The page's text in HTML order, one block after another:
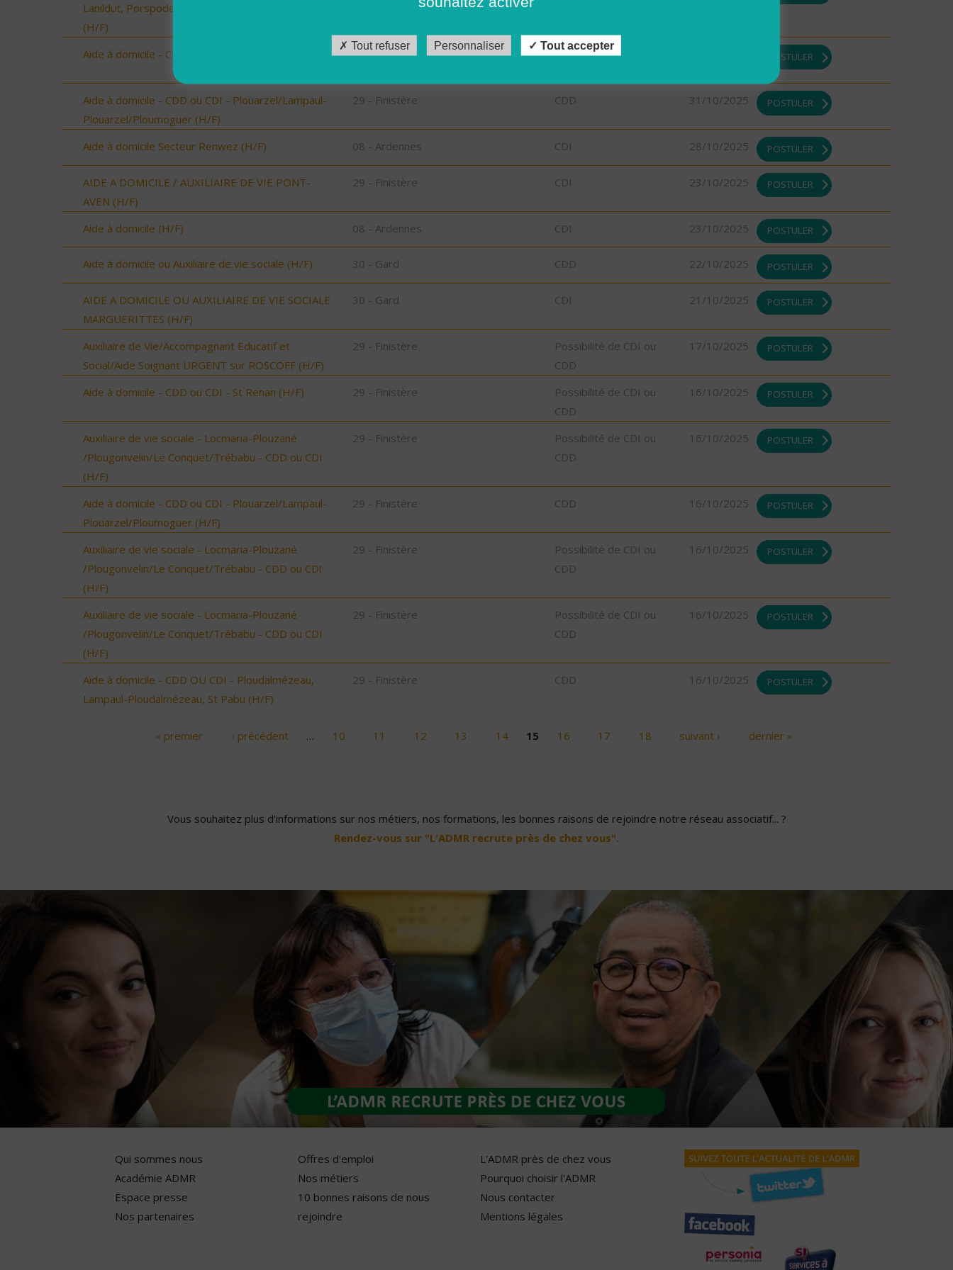
Lanildut, Porspoder, Landunvez - CDI ou CDD
(H/F)
Aide à domicile - CDD ou CDI - St Renan (H/F) 29 - Finistère
Possibilité de CDI ou
POSTULER
Aide à domicile - CDD ou CDI - Plouarzel/Lampaul-
Plouarzel/Ploumoguer (H/F)
29 - Finistère CDD 31/10/2025 POSTULER
Aide à domicile Secteur Renwez (H/F) 08 - Ardennes CDI 28/10/2025 POSTULER
AIDE A DOMICILE / AUXILIAIRE DE VIE PONT-
AVEN (H/F)
29 - Finistère CDI 23/10/2025 POSTULER
Aide à domicile (H/F) 08 - Ardennes CDI 23/10/2025 POSTULER
Aide à domicile ou Auxiliaire de vie sociale (H/F) 30 - Gard CDD 22/10/2025 POSTULER
AIDE A DOMICILE OU AUXILIAIRE DE VIE SOCIALE
MARGUERITTES (H/F)
30 - Gard CDI 21/10/2025 POSTULER
Auxiliaire de Vie/Accompagnant Educatif et
Social/Aide Soignant URGENT sur ROSCOFF (H/F)
29 - Finistère
Possibilité de CDI ou
CDD
17/10/2025 POSTULER
Aide à domicile - CDD ou CDI - St Renan (H/F) 29 - Finistère
Possibilité de CDI ou
CDD
16/10/2025 POSTULER
Auxiliaire de vie sociale - Locmaria-Plouzané
/Plougonvelin/Le Conquet/Trébabu - CDD ou CDI
(H/F)
29 - Finistère
Possibilité de CDI ou
CDD
16/10/2025 POSTULER
Aide à domicile - CDD ou CDI - Plouarzel/Lampaul-
Plouarzel/Ploumoguer (H/F)
29 - Finistère CDD 16/10/2025 POSTULER
Auxiliaire de vie sociale - Locmaria-Plouzané
/Plougonvelin/Le Conquet/Trébabu - CDD ou CDI
(H/F)
29 - Finistère
Possibilité de CDI ou
CDD
16/10/2025 POSTULER
Auxiliaire de vie sociale - Locmaria-Plouzané
/Plougonvelin/Le Conquet/Trébabu - CDD ou CDI
(H/F)
29 - Finistère
Possibilité de CDI ou
CDD
16/10/2025 POSTULER
Aide à domicile - CDD OU CDI - Ploudalmézeau,
Lampaul-Ploudalmézeau, St Pabu (H/F)
29 - Finistère CDD 16/10/2025 POSTULER
« premier ‹ précédent … 10 11 12 13 14 15 16 17 18 suivant › dernier »
Vous souhaitez plus d'informations sur nos métiers, nos formations, les bonnes raisons de rejoindre notre réseau associatif... ?
Rendez-vous sur "L'ADMR recrute près de chez vous".
Qui sommes nous
Académie ADMR
Espace presse
Nos partenaires
Offres d'emploi
Nos métiers
10 bonnes raisons de nous
rejoindre
L'ADMR près de chez vous
Pourquoi choisir l'ADMR
Nous contacter
Mentions légales
Tout refuser Personnaliser Tout accepter